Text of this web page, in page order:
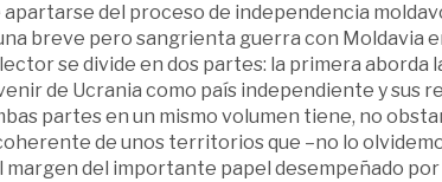
del proceso de independencia
breve pero sangrienta guerra con Moldavia
se divide en dos partes: la primera aborda
de Ucrania como país independiente y sus
partes en un mismo volumen tiene, no
de unos territorios que –no lo
margen del importante papel desempeñado